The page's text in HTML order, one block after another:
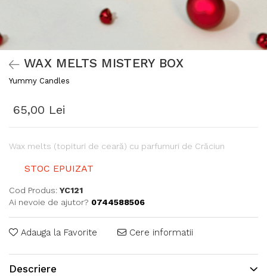
WAX MELTS MISTERY BOX
Yummy Candles
65,00 Lei
Wax melts (topituri de ceară) cu parfumuri de Crăciun
STOC EPUIZAT
Cod Produs: YC121
Ai nevoie de ajutor? 0744588506
Adauga la Favorite Cere informatii
Descriere